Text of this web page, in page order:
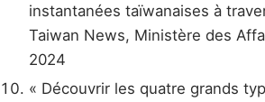
instantanées taïwanaises à
Taiwan News, Ministère des
2024
« Découvrir les quatre grands